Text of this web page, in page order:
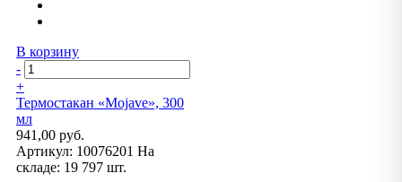
В корзину
-
+
Термостакан «Mojave», 300
мл
941,00 руб.
Артикул: 10076201 На
складе: 19 797 шт.